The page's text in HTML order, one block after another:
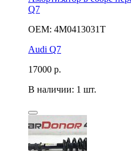
Q7
OEM: 4M0413031T
Audi Q7
17000 р.
В наличии: 1 шт.